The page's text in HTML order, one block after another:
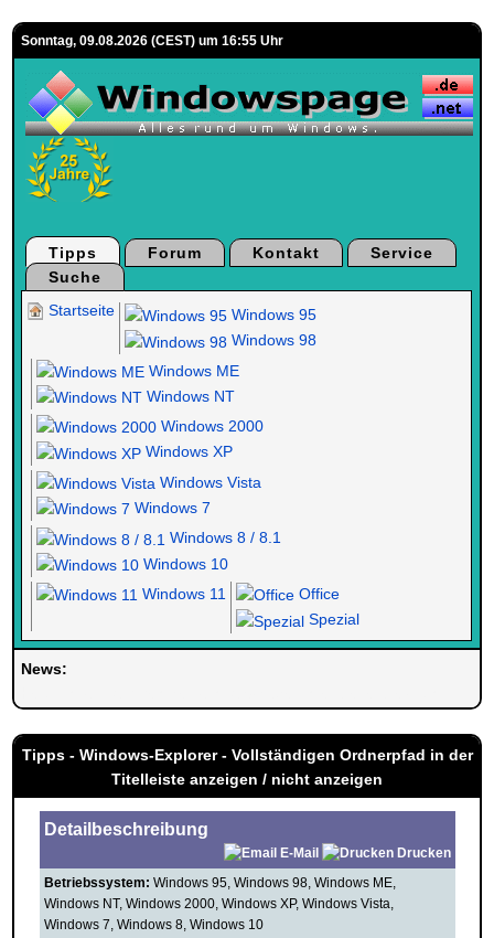
Sonntag, 09.08.2026 (CEST) um 16:55 Uhr
Tipps Forum Kontakt
Service
Suche
Startseite
Windows 95
Windows 98
Windows ME
Windows NT
Windows 2000
Windows XP
Windows Vista
Windows 7
Windows 8 / 8.1
Windows 10
Windows 11
Office
Spezial
News:
Tipps - Windows-Explorer - Vollständigen Ordnerpfad in der
Titelleiste anzeigen / nicht anzeigen
Detailbeschreibung
E-Mail
Drucken
Betriebssystem: Windows 95, Windows 98, Windows ME,
Windows NT, Windows 2000, Windows XP, Windows Vista,
Windows 7, Windows 8, Windows 10